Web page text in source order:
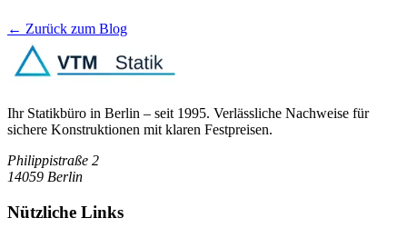
← Zurück zum Blog
Ihr Statikbüro in Berlin – seit 1995. Verlässliche Nachweise für
sichere Konstruktionen mit klaren Festpreisen.
Philippistraße 2
14059 Berlin
Nützliche Links